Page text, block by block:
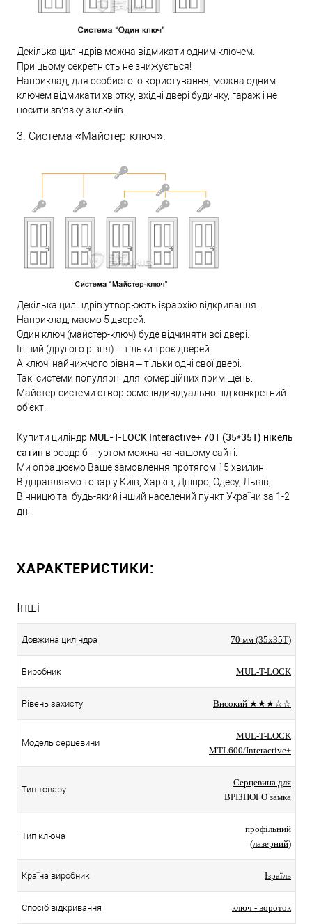
Декілька циліндрів можна відмикати одним ключем.
При цьому секретність не знижується!
Наприклад, для особистого користування, можна одним
ключем відмикати хвіртку, вхідні двері будинку, гараж і не
носити зв’язку з ключів.
3. Система «Майстер-ключ».
Декілька циліндрів утворюють ієрархію відкривання.
Наприклад, маємо 5 дверей.
Один ключ (майстер-ключ) буде відчиняти всі двері.
Інший (другого рівня) – тільки троє дверей.
А ключі найнижчого рівня – тільки одні свої двері.
Такі системи популярні для комерційних приміщень.
Майстер-системи створюємо індивідуально під конкретний
об'єкт.
Купити циліндр MUL-T-LOCK Interactive+ 70Т (35*35T) нікель
сатин в роздріб і гуртом можна на нашому сайті.
Ми опрацюємо Ваше замовлення протягом 15 хвилин.
Відправляємо товар у Київ, Харків, Дніпро, Одесу, Львів,
Вінницю та будь-який інший населений пункт України за 1-2
дні.
ХАРАКТЕРИСТИКИ:
Інші
Довжина циліндра 70 мм (35x35T)
Виробник MUL-T-LOCK
Рівень захисту Високий ★★★☆☆
Модель серцевини
MUL-T-LOCK
MTL600/Interactive+
Тип товару
Серцевина для
ВРІЗНОГО замка
Тип ключа
профільний
(лазерний)
Країна виробник Ізраїль
Спосіб відкривання ключ - вороток